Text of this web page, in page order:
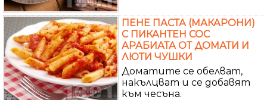
ПЕНЕ ПАСТА (МАКАРОНИ)
С ПИКАНТЕН СОС
АРАБИАТА ОТ ДОМАТИ И
ЛЮТИ ЧУШКИ
Доматите се обелват,
накълцват и се добавят
към чесъна.